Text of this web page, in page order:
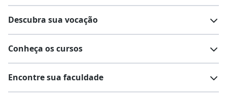
Descubra sua vocação
Conheça os cursos
Encontre sua faculdade